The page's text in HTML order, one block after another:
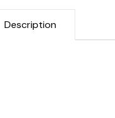
Description